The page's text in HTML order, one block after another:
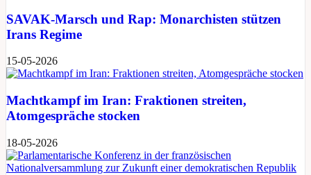
SAVAK-Marsch und Rap: Monarchisten stützen
Irans Regime
15-05-2026
Machtkampf im Iran: Fraktionen streiten,
Atomgespräche stocken
18-05-2026